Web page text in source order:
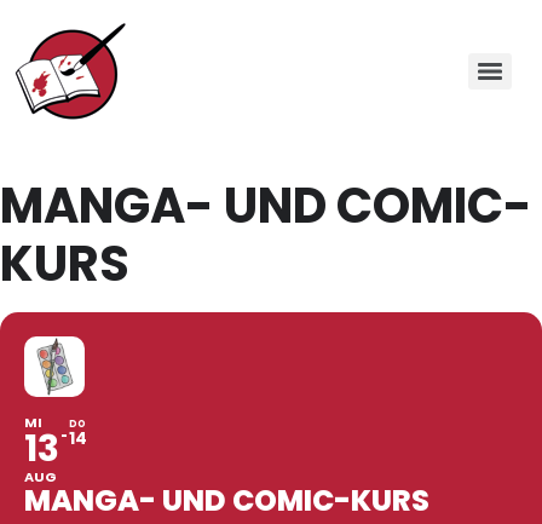
MANGA- UND COMIC-
KURS
MI
13
AUG
DO
14
MANGA- UND COMIC-KURS